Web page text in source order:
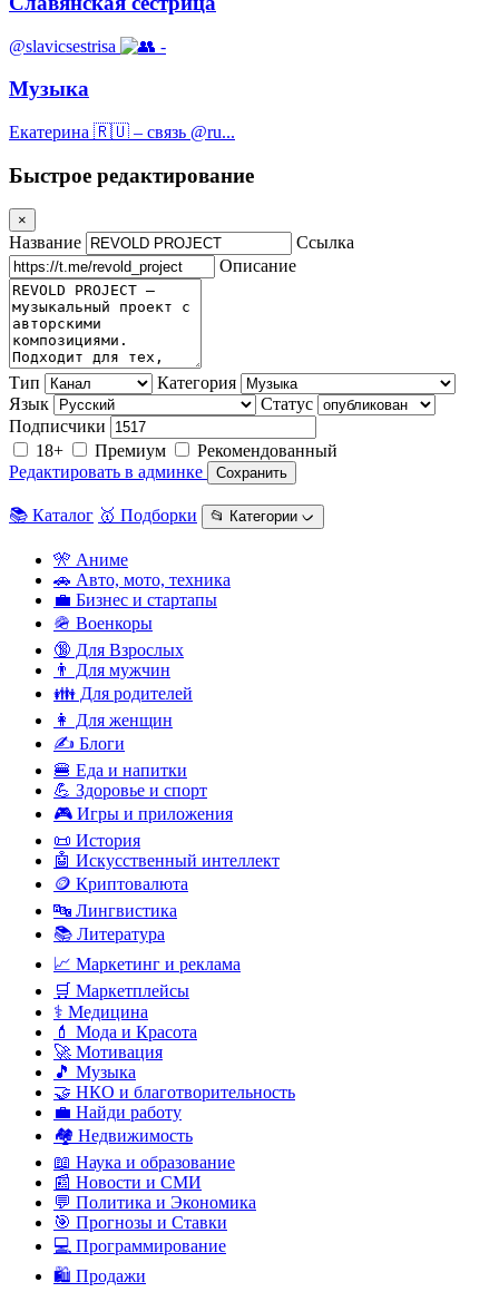
@slavicsestrisa -
Музыка
Екатерина 🇷🇺 – связь @ru...
Быстрое редактирование
×
Название
Ссылка
Описание
Тип
Категория
Язык
Статус
Подписчики
18+
Премиум
Рекомендованный
Редактировать в админке
Сохранить
📚 Каталог 🥇 Подборки 📂 Категории ᨆ
🎌 Аниме
🚗 Авто, мото, техника
💼 Бизнес и стартапы
🪖 Военкоры
🔞 Для Взрослых
👨 Для мужчин
👪 Для родителей
👩 Для женщин
✍️ Блоги
🍔 Еда и напитки
💪 Здоровье и спорт
🎮 Игры и приложения
📜 История
🤖 Искусственный интеллект
🪙 Криптовалюта
🔤 Лингвистика
📚 Литература
📈 Маркетинг и реклама
🛒 Маркетплейсы
⚕️ Медицина
💄 Мода и Красота
🚀 Мотивация
🎵 Музыка
🤝 НКО и благотворительность
💼 Найди работу
🏘️ Недвижимость
📖 Наука и образование
📰 Новости и СМИ
💬 Политика и Экономика
🎯 Прогнозы и Ставки
💻 Программирование
🛍️ Продажи